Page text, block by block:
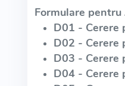
Formulare
D01 - Cerere
D02 - Cerere
D03 - Cerere
D04 - Cerere